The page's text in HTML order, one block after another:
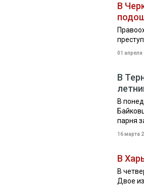
В
01 апреля
В
В
парня
16 марта
В
В
Двое